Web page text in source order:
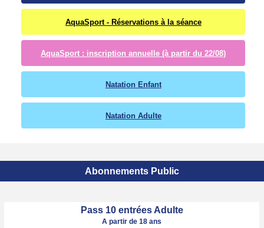
AquaSport - Réservations à la séance
AquaSport : inscription annuelle (à partir du 22/08)
Natation Enfant
Natation Adulte
Abonnements Public
Pass 10 entrées Adulte
A partir de 18 ans